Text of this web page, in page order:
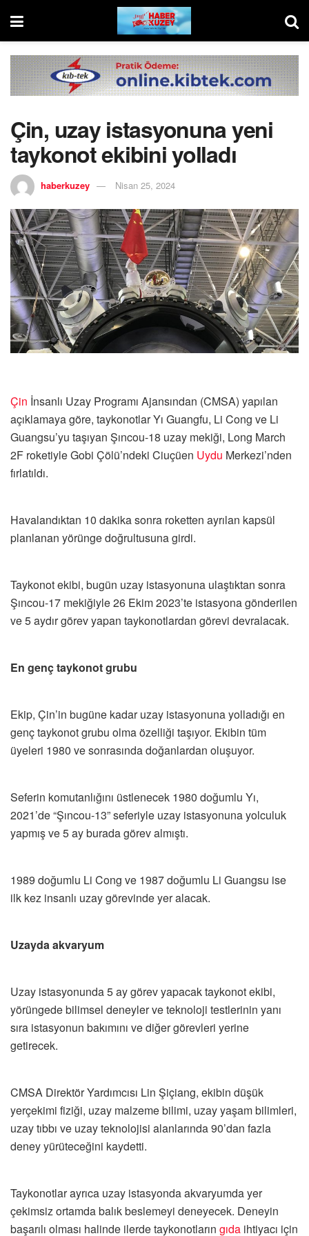
Çin, uzay istasyonuna yeni
taykonot ekibini yolladı
haberkuzey Nisan 25, 2024
Çin İnsanlı Uzay Programı Ajansından (CMSA) yapılan
açıklamaya göre, taykonotlar Yı Guangfu, Li Cong ve Li
Guangsu’yu taşıyan Şıncou-18 uzay mekiği, Long March
2F roketiyle Gobi Çölü’ndeki Ciuçüen Uydu Merkezi’nden
fırlatıldı.
Havalandıktan 10 dakika sonra roketten ayrılan kapsül
planlanan yörünge doğrultusuna girdi.
Taykonot ekibi, bugün uzay istasyonuna ulaştıktan sonra
Şıncou-17 mekiğiyle 26 Ekim 2023’te istasyona gönderilen
ve 5 aydır görev yapan taykonotlardan görevi devralacak.
En genç taykonot grubu
Ekip, Çin’in bugüne kadar uzay istasyonuna yolladığı en
genç taykonot grubu olma özelliği taşıyor. Ekibin tüm
üyeleri 1980 ve sonrasında doğanlardan oluşuyor.
Seferin komutanlığını üstlenecek 1980 doğumlu Yı,
2021’de “Şıncou-13” seferiyle uzay istasyonuna yolculuk
yapmış ve 5 ay burada görev almıştı.
1989 doğumlu Li Cong ve 1987 doğumlu Li Guangsu ise
ilk kez insanlı uzay görevinde yer alacak.
Uzayda akvaryum
Uzay istasyonunda 5 ay görev yapacak taykonot ekibi,
yörüngede bilimsel deneyler ve teknoloji testlerinin yanı
sıra istasyonun bakımını ve diğer görevleri yerine
getirecek.
CMSA Direktör Yardımcısı Lin Şiçiang, ekibin düşük
yerçekimi fiziği, uzay malzeme bilimi, uzay yaşam bilimleri,
uzay tıbbı ve uzay teknolojisi alanlarında 90’dan fazla
deney yürüteceğini kaydetti.
Taykonotlar ayrıca uzay istasyonda akvaryumda yer
çekimsiz ortamda balık beslemeyi deneyecek. Deneyin
başarılı olması halinde ilerde taykonotların gıda ihtiyacı için